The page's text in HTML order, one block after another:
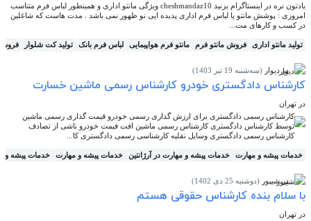
یادتون نره در اینستاگرام بزنید cheshmandaz10 ویژگی مانتو اداری و همینطور لباس فرم متناسب
امروزی : پوشش مانتو یا لباس فرم اداری پدیده ایی نو ظهور نمی باشد . مدت هاست که شاغلین
در کسب و کارهای مت...
تولید مانتو اداری فروش مانتو فرم مانتو فرم هواپیمایی لباس فرم بانک تولید کت شلوار فروش
در دیوار (سه‌شنبه 19 تیر 1403)
کارشناس دادگستری خودرو کارشناس رسمی ماشین خسارت
در تهران
کارشناس رسمی دادگستری برای ارزش گذاری رسمی خودرو قیمت گذاری رسمی ماشین
توسط کارشناس دادگستری کارشناس رسمی ماشین افت قیمت خودرو ناشی از تصادف
کارشناس رسمی دادگستری وسایل نقلیه کارشناسی رسمی دادگستری کا...
خدمات پیشه و مهارت خدمات پیشه و مهارت در آرژانتین خدمات پیشه و مهارت خدمات پیشه و
در شیپور (دوشنبه 25 دی 1402)
با سلام بنده کارشناس حقوقی هستم
در تهران